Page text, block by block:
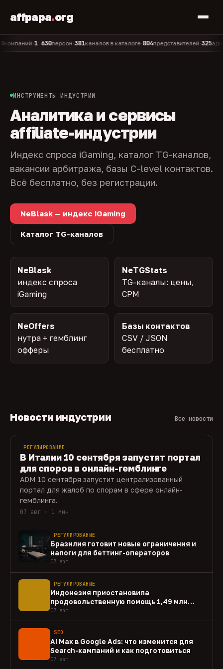
affpapa.org
•1 630персон•381каналов в каталоге•804представителей•325админов
ИНСТРУМЕНТЫ ИНДУСТРИИ
Аналитика и сервисы
affiliate-индустрии
Индекс спроса iGaming, каталог TG-каналов,
вакансии арбитража, базы C-level контактов.
Всё бесплатно, без регистрации.
NeBlask — индекс iGaming
Каталог TG-каналов
NeBlask
индекс спроса
iGaming
NeTGStats
TG-каналы: цены,
CPM
NeOffers
нутра + гемблинг
офферы
Базы контактов
CSV / JSON
бесплатно
Новости индустрии Все новости
РЕГУЛИРОВАНИЕ
В Италии 10 сентября запустят портал
для споров в онлайн-гемблинге
ADM 10 сентября запустит централизованный
портал для жалоб по спорам в сфере онлайн-
гемблинга.
07 авг · 1 мин
РЕГУЛИРОВАНИЕ
Бразилия готовит новые ограничения и
налоги для беттинг-операторов
07 авг
РЕГУЛИРОВАНИЕ
Индонезия приостановила
продовольственную помощь 1,49 млн
домохозяйств
07 авг
SEO
AI Max в Google Ads: что изменится для
Search-кампаний и как подготовиться
07 авг